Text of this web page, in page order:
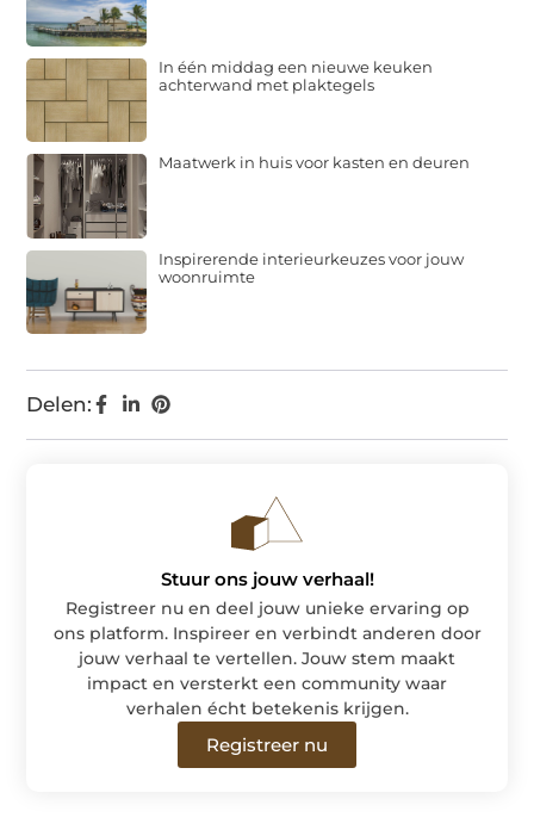
Delen:
In één middag een nieuwe keuken
achterwand met plaktegels
Maatwerk in huis voor kasten en deuren
Inspirerende interieurkeuzes voor jouw
woonruimte
Stuur ons jouw verhaal!
Registreer nu en deel jouw unieke ervaring op
ons platform. Inspireer en verbindt anderen door
jouw verhaal te vertellen. Jouw stem maakt
impact en versterkt een community waar
verhalen écht betekenis krijgen.
Registreer nu